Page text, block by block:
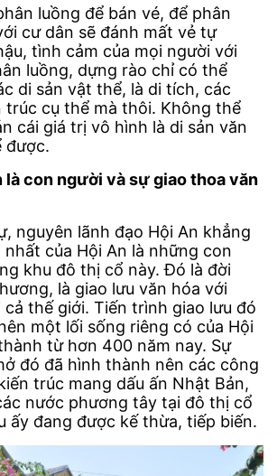
luồng để bán vé, để phân
cư dân sẽ đánh mất vẻ tự
tình cảm của mọi người với
luồng, dựng rào chỉ có thể
di sản vật thể, là di tích, các
trúc cụ thể mà thôi. Không thể
cái giá trị vô hình là di sản văn
được.
là con người và sự giao thoa văn
nguyên lãnh đạo Hội An khẳng
của Hội An là những con
khu đô thị cổ này. Đó là đời
là giao lưu văn hóa với
thế giới. Tiến trình giao lưu đó
một lối sống riêng có của Hội
từ hơn 400 năm nay. Sự
đó đã hình thành nên các công
trúc mang dấu ấn Nhật Bản,
nước phương tây tại đô thị cổ
ấy đang được kế thừa, tiếp biến.